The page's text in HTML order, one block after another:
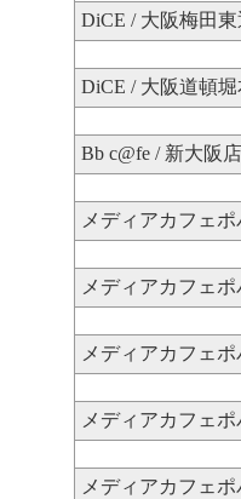
DiCE / 大阪梅田
DiCE / 大阪道頓
Bb c@fe / 新大阪店
メディアカフェ
メディアカフェ
メディアカフェ
メディアカフェ
メディアカフェ